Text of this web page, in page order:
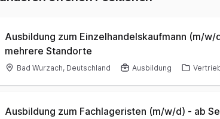
Ausbildung zum Einzelhandelskaufmann (m/
mehrere Standorte
Bad Wurzach, Deutschland Ausbildung
Ausbildung zum Fachlageristen (m/w/d) - ab